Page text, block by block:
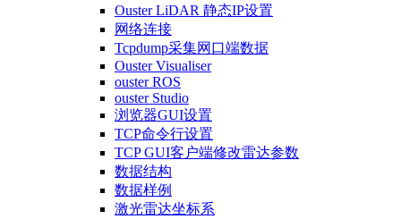
Ouster LiDAR 静态IP设置
网络连接
Tcpdump采集网口端数据
Ouster Visualiser
ouster ROS
ouster Studio
浏览器GUI设置
TCP命令行设置
TCP GUI客户端修改雷达参数
数据结构
数据样例
激光雷达坐标系